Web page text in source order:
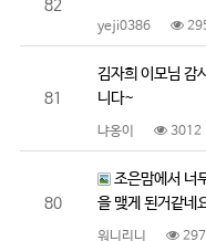
82
yeji0386
81
김자희 이모님 감
니다~
냐옹이 3012
80
조은맘에서 너
을 맺게 된거같네
워니리니